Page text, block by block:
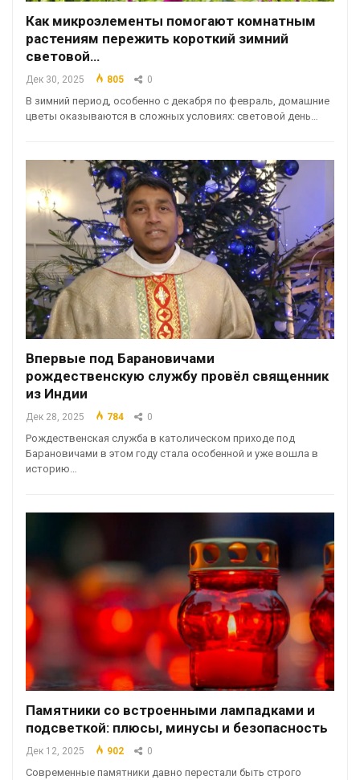
Как микроэлементы помогают комнатным
растениям пережить короткий зимний
световой…
Дек 30, 2025 805 0
В зимний период, особенно с декабря по февраль, домашние
цветы оказываются в сложных условиях: световой день…
Впервые под Барановичами
рождественскую службу провёл священник
из Индии
Дек 28, 2025 784 0
Рождественская служба в католическом приходе под
Барановичами в этом году стала особенной и уже вошла в
историю…
Памятники со встроенными лампадками и
подсветкой: плюсы, минусы и безопасность
Дек 12, 2025 902 0
Современные памятники давно перестали быть строго